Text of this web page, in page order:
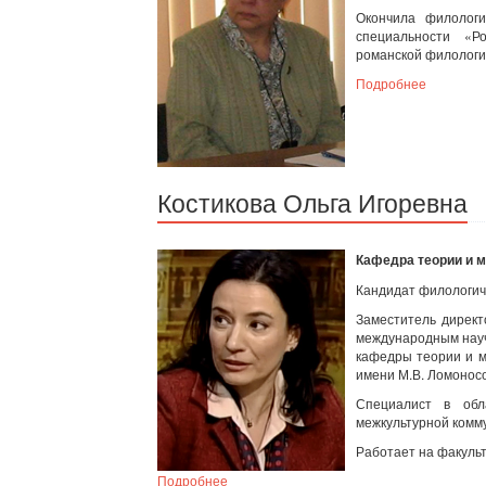
Окончила
специальности
романской
Подробнее
Костикова Ольга Игоревна
Кафедра теории и
Кандидат
Заместитель
международным
кафедры теории и
имени М.В.
Специалист в
межкультурной
Работает на
Подробнее